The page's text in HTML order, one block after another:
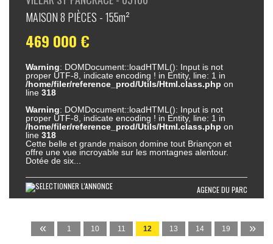
MAISON 8 PIÈCES - 155m²
469 000 €
Warning: DOMDocument::loadHTML(): Input is not
proper UTF-8, indicate encoding ! in Entity, line: 1 in
/home/filer/reference_prod/Utils/Html.class.php on
line318
Warning: DOMDocument::loadHTML(): Input is not
proper UTF-8, indicate encoding ! in Entity, line: 1 in
/home/filer/reference_prod/Utils/Html.class.php on
line318
Cette belle et grande maison domine tout Briançon et
offre une vue incroyable sur les montagnes alentour.
Dotée de six...
AGENCE DU PARC
« 1 10 11 12 13 14 19 »